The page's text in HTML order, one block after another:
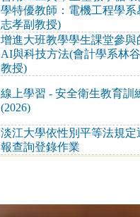
學特優教師：電機工程學系
志孝副教授)
增進大班教學學生課堂參與
AI與科技方法(會計學系林
教授)
線上學習 - 安全衛生教育訓
(2026)
淡江大學依性別平等法規定
報查詢登錄作業